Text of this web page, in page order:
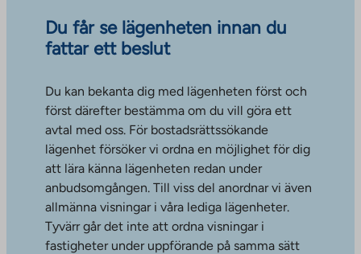
Du får se lägenheten innan du
fattar ett beslut
Du kan bekanta dig med lägenheten först och
först därefter bestämma om du vill göra ett
avtal med oss. För bostadsrättssökande
lägenhet försöker vi ordna en möjlighet för dig
att lära känna lägenheten redan under
anbudsomgången. Till viss del anordnar vi även
allmänna visningar i våra lediga lägenheter.
Tyvärr går det inte att ordna visningar i
fastigheter under uppförande på samma sätt